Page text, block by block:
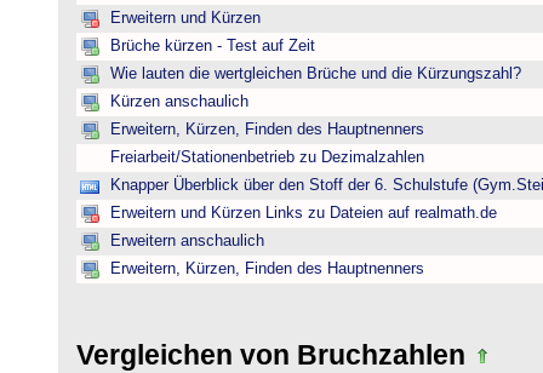
Erweitern und Kürzen
Brüche kürzen - Test auf Zeit
Wie lauten die wertgleichen Brüche und die Kürzungszahl?
Kürzen anschaulich
Erweitern, Kürzen, Finden des Hauptnenners
Freiarbeit/Stationenbetrieb zu Dezimalzahlen
Knapper Überblick über den Stoff der 6. Schulstufe
Erweitern und Kürzen Links zu Dateien auf realmath.de
Erweitern anschaulich
Erweitern, Kürzen, Finden des Hauptnenners
Vergleichen von Bruchzahlen